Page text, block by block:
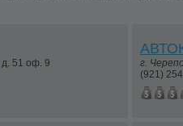
д. 51 оф. 9
г.
(921)